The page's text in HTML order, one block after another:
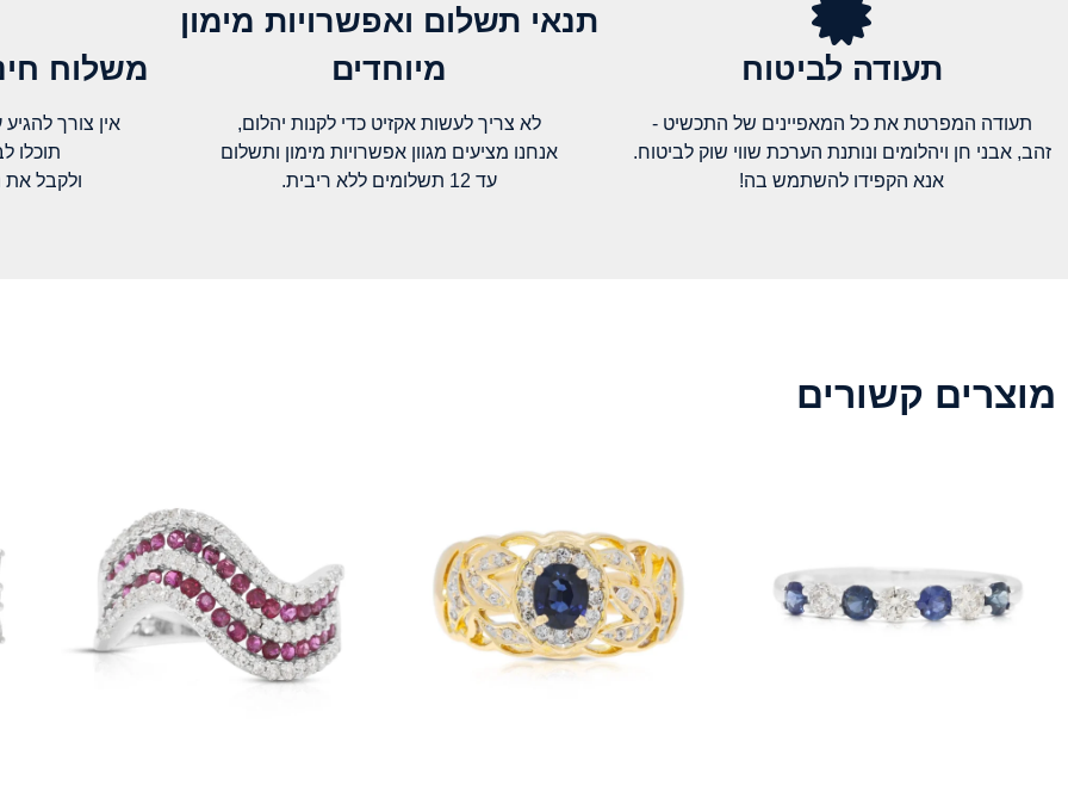
תעודה לביטוח
תעודה המפרטת את כל המאפיינים של התכשיט -
זהב, אבני חן ויהלומים ונותנת הערכת שווי שוק לביטוח.
אנא הקפידו להשתמש בה!
תנאי תשלום ואפשרויות מימון
מיוחדים
לא צריך לעשות אקזיט כדי לקנות יהלום,
אנחנו מציעים מגוון אפשרויות מימון ותשלום
עד 12 תשלומים ללא ריבית.
משלוח
אין צורך להגיע עד
תוכלו
ולקבל
מוצרים קשורים